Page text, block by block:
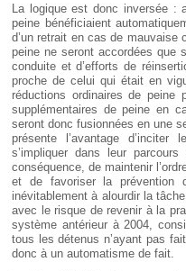
La logique est donc inversée :
peine bénéficiaient
d’un retrait en cas de mauvaise
peine ne seront accordées que
conduite et d’efforts de
proche de celui qui était en
réductions ordinaires de peine
supplémentaires de peine en
seront donc fusionnées en une
présente l’avantage
s’impliquer dans leur
conséquence, de maintenir
et de favoriser la prévention
inévitablement à alourdir la
avec le risque de revenir à la
système antérieur à 2004,
tous les détenus n’ayant pas
donc à un automatisme de fait.